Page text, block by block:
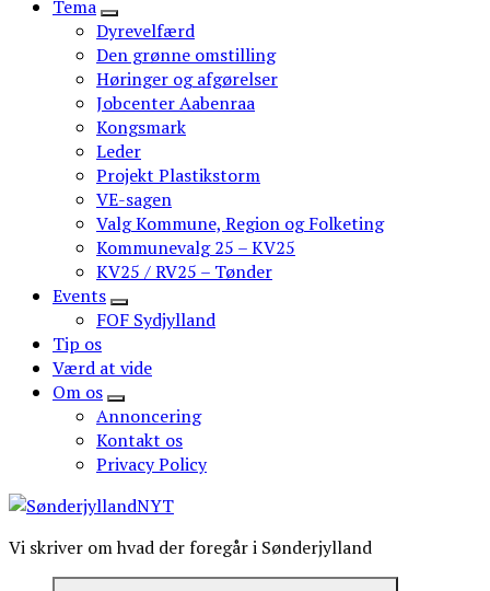
Tema
Dyrevelfærd
Den grønne omstilling
Høringer og afgørelser
Jobcenter Aabenraa
Kongsmark
Leder
Projekt Plastikstorm
VE-sagen
Valg Kommune, Region og Folketing
Kommunevalg 25 – KV25
KV25 / RV25 – Tønder
Events
FOF Sydjylland
Tip os
Værd at vide
Om os
Annoncering
Kontakt os
Privacy Policy
Vi skriver om hvad der foregår i Sønderjylland